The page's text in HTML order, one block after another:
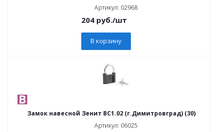
Артикул: 02968
204 руб./шт
В корзину
Замок навесной Зенит ВС1.02 (г.Димитровград) (30)
Артикул: 06025